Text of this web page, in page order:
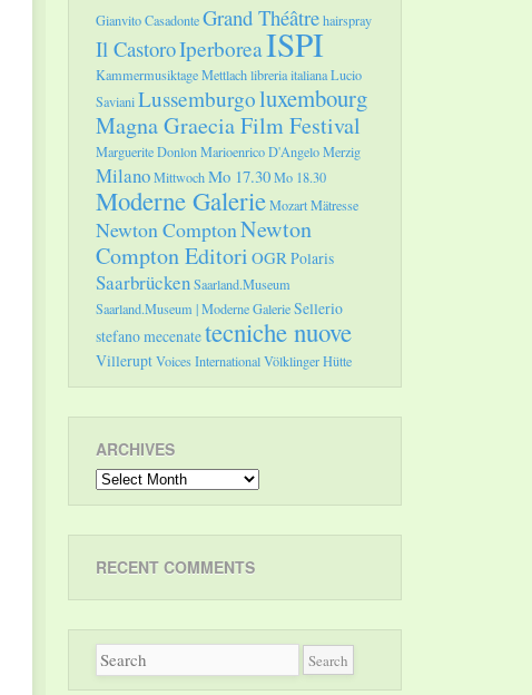
Gianvito CasadonteGrand Théâtrehairspray
Il CastoroIperboreaISPI
Kammermusiktage Mettlachlibreria italianaLucio
SavianiLussemburgoluxembourg
Magna Graecia Film Festival
Marguerite DonlonMarioenrico D'AngeloMerzig
MilanoMittwochMo 17.30Mo 18.30
Moderne GalerieMozartMätresse
Newton ComptonNewton
Compton Editori OGRPolaris
SaarbrückenSaarland.Museum
Saarland.Museum | Moderne GalerieSellerio
stefano mecenatetecniche nuove
VilleruptVoices InternationalVölklinger Hütte
ARCHIVES
Archives
RECENT COMMENTS